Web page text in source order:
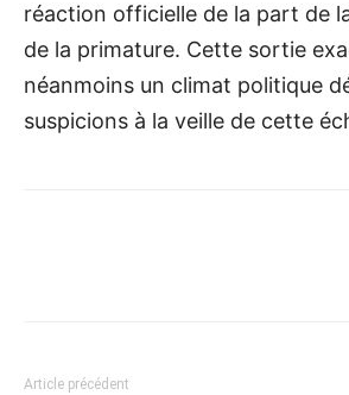
réaction officielle de la part de
de la primature. Cette sortie
néanmoins un climat politique
suspicions à la veille de cette
Article précédent